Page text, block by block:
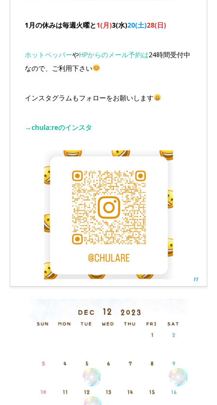
1月の休みは毎週火曜と1(月)3(水)20(土)28(日)
ホットペッパーやHPからのメール予約は24時間受付中
なので、ご利用下さい
インスタグラムもフォローをお願いします
→chula:reのインスタ